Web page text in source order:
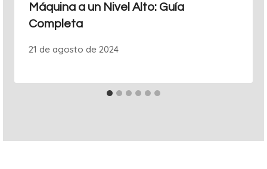
Máquina a un Nivel Alto: Guía
Completa
21 de agosto de 2024